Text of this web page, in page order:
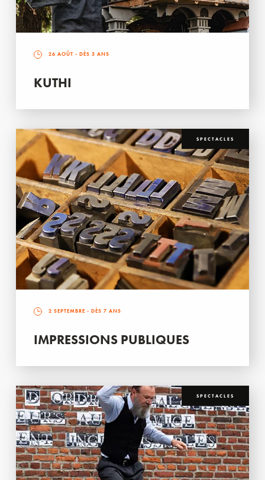
26 AOÛT - DÈS 3 ANS
KUTHI
SPECTACLES
2 SEPTEMBRE - DÈS 7 ANS
IMPRESSIONS PUBLIQUES
SPECTACLES